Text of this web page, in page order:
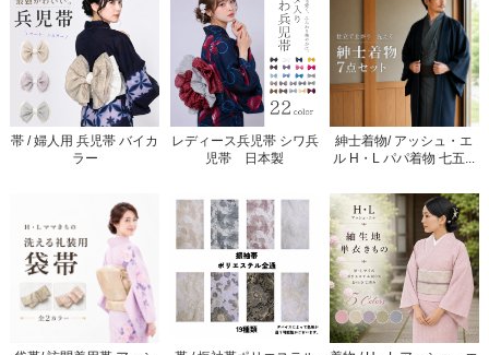
帯 / 婦人用 兵児帯 バイカ
ラー
レディース兵児帯 シワ兵
児帯 日本製
紳士着物/ アッシュ・エ
ル H・L パパ着物 七五...